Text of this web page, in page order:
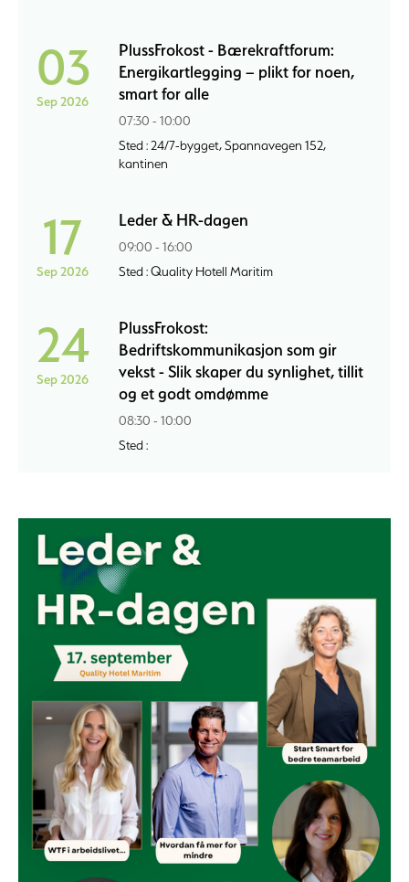
03
Sep 2026
PlussFrokost - Bærekraftforum:
Energikartlegging – plikt for noen,
smart for alle
07:30 - 10:00
Sted : 24/7-bygget, Spannavegen 152,
kantinen
17
Sep 2026
Leder & HR-dagen
09:00 - 16:00
Sted : Quality Hotell Maritim
24
Sep 2026
PlussFrokost:
Bedriftskommunikasjon som gir
vekst - Slik skaper du synlighet, tillit
og et godt omdømme
08:30 - 10:00
Sted :